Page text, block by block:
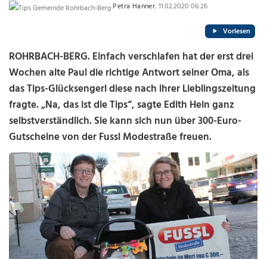
Petra Hanner, 11.02.2020 06:26
Vorlesen
ROHRBACH-BERG. Einfach verschlafen hat der erst drei
Wochen alte Paul die richtige Antwort seiner Oma, als
das Tips-Glücksengerl diese nach ihrer Lieblingszeitung
fragte. „Na, das ist die Tips“, sagte Edith Hein ganz
selbstverständlich. Sie kann sich nun über 300-Euro-
Gutscheine von der Fussl Modestraße freuen.